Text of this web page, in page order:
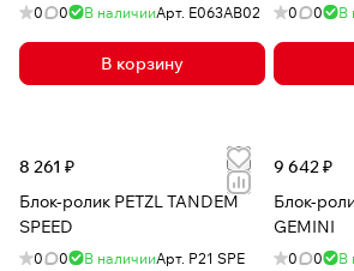
0 0 В наличииАрт. E063AB02
В корзину
0 0 В
8 261 ₽
Блок-ролик PETZL TANDEM
SPEED
0 0 В наличииАрт. P21 SPE
9 642 ₽
Блок-
GEMINI
0 0 В